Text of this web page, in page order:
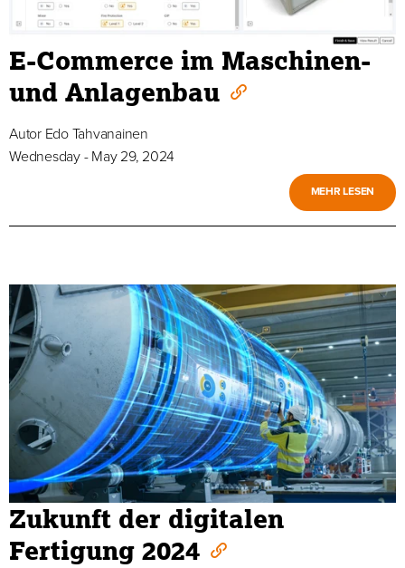
E-Commerce im Maschinen-
und Anlagenbau
Autor Edo Tahvanainen
Wednesday - May 29, 2024
MEHR LESEN
Zukunft der digitalen
Fertigung 2024